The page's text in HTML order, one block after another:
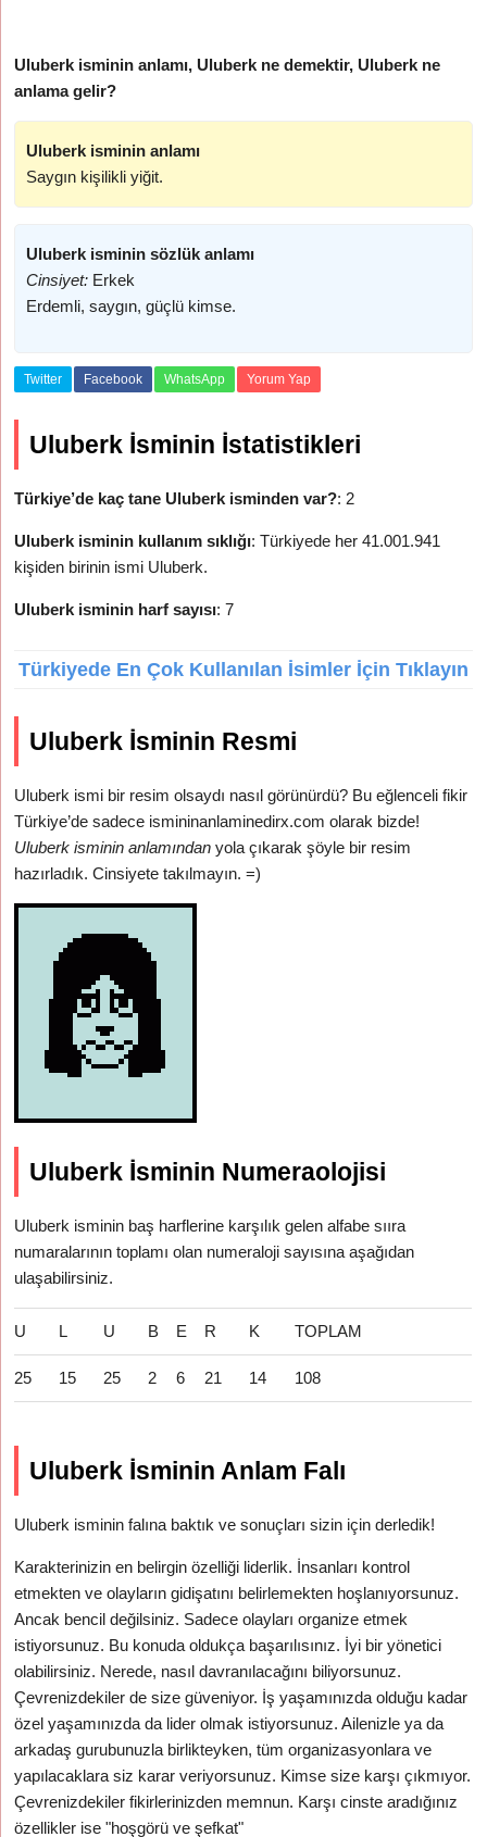
Uluberk isminin anlamı, Uluberk ne demektir, Uluberk ne
anlama gelir?
Uluberk isminin anlamı
Saygın kişilikli yiğit.
Uluberk isminin sözlük anlamı
Cinsiyet: Erkek
Erdemli, saygın, güçlü kimse.
Twitter Facebook WhatsApp Yorum Yap
Uluberk İsminin İstatistikleri
Türkiye’de kaç tane Uluberk isminden var?: 2
Uluberk isminin kullanım sıklığı: Türkiyede her 41.001.941
kişiden birinin ismi Uluberk.
Uluberk isminin harf sayısı: 7
Türkiyede En Çok Kullanılan İsimler İçin Tıklayın
Uluberk İsminin Resmi
Uluberk ismi bir resim olsaydı nasıl görünürdü? Bu eğlenceli fikir
Türkiye’de sadece ismininanlaminedirx.com olarak bizde!
Uluberk isminin anlamından yola çıkarak şöyle bir resim
hazırladık. Cinsiyete takılmayın. =)
Uluberk İsminin Numeraolojisi
Uluberk isminin baş harflerine karşılık gelen alfabe sııra
numaralarının toplamı olan numeraloji sayısına aşağıdan
ulaşabilirsiniz.
U L U B E R K TOPLAM
25 15 25 2 6 21 14 108
Uluberk İsminin Anlam Falı
Uluberk isminin falına baktık ve sonuçları sizin için derledik!
Karakterinizin en belirgin özelliği liderlik. İnsanları kontrol
etmekten ve olayların gidişatını belirlemekten hoşlanıyorsunuz.
Ancak bencil değilsiniz. Sadece olayları organize etmek
istiyorsunuz. Bu konuda oldukça başarılısınız. İyi bir yönetici
olabilirsiniz. Nerede, nasıl davranılacağını biliyorsunuz.
Çevrenizdekiler de size güveniyor. İş yaşamınızda olduğu kadar
özel yaşamınızda da lider olmak istiyorsunuz. Ailenizle ya da
arkadaş gurubunuzla birlikteyken, tüm organizasyonlara ve
yapılacaklara siz karar veriyorsunuz. Kimse size karşı çıkmıyor.
Çevrenizdekiler fikirlerinizden memnun. Karşı cinste aradığınız
özellikler ise "hoşgörü ve şefkat"